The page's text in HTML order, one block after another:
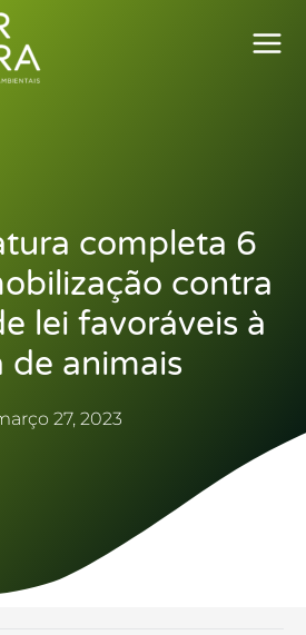
completa 6
contra
lei favoráveis à
de animais
27, 2023